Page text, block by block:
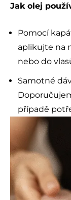
Jak olej
Pomocí
aplikujte na
nebo do
Samotné
případě